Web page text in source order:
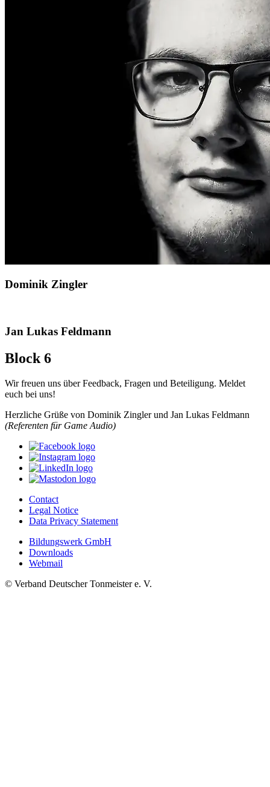
Dominik Zingler
Jan Lukas Feldmann
Block 6
Wir freuen uns über Feedback, Fragen und Beteiligung. Meldet
euch bei uns!
Herzliche Grüße von Dominik Zingler und Jan Lukas Feldmann
(Referenten für Game Audio)
Contact
Legal Notice
Data Privacy Statement
Bildungswerk GmbH
Downloads
Webmail
© Verband Deutscher Tonmeister e. V.